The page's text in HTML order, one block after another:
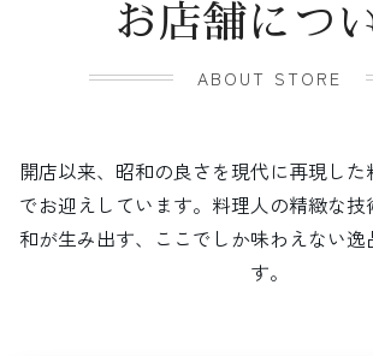
お店舗につ
ABOUT STORE
開店以来、昭和の良さを現代に再現した
でお迎えしています。料理人の精緻な技
和が生み出す、ここでしか味わえない逸
す。